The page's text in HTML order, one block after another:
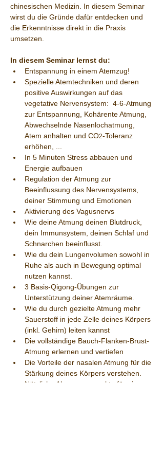
chinesischen Medizin. In diesem Seminar
wirst du die Gründe dafür entdecken und
die Erkenntnisse direkt in die Praxis
umsetzen.
In diesem Seminar lernst du:
Entspannung in einem Atemzug!
Spezielle Atemtechniken und deren
positive Auswirkungen auf das
vegetative Nervensystem:  4-6-Atmung
zur Entspannung, Kohärente Atmung,
Abwechselnde Nasenlochatmung,
Atem anhalten und CO2-Toleranz
erhöhen, ...
In 5 Minuten Stress abbauen und
Energie aufbauen
Regulation der Atmung zur
Beeinflussung des Nervensystems,
deiner Stimmung und Emotionen
Aktivierung des Vagusnervs
Wie deine Atmung deinen Blutdruck,
dein Immunsystem, deinen Schlaf und
Schnarchen beeinflusst.
Wie du dein Lungenvolumen sowohl in
Ruhe als auch in Bewegung optimal
nutzen kannst.
3 Basis-Qigong-Übungen zur
Unterstützung deiner Atemräume.
Wie du durch gezielte Atmung mehr
Sauerstoff in jede Zelle deines Körpers
(inkl. Gehirn) leiten kannst
Die vollständige Bauch-Flanken-Brust-
Atmung erlernen und vertiefen
Die Vorteile der nasalen Atmung für die
Stärkung deines Körpers verstehen.
Nützliche Akupressurpunkte für eine